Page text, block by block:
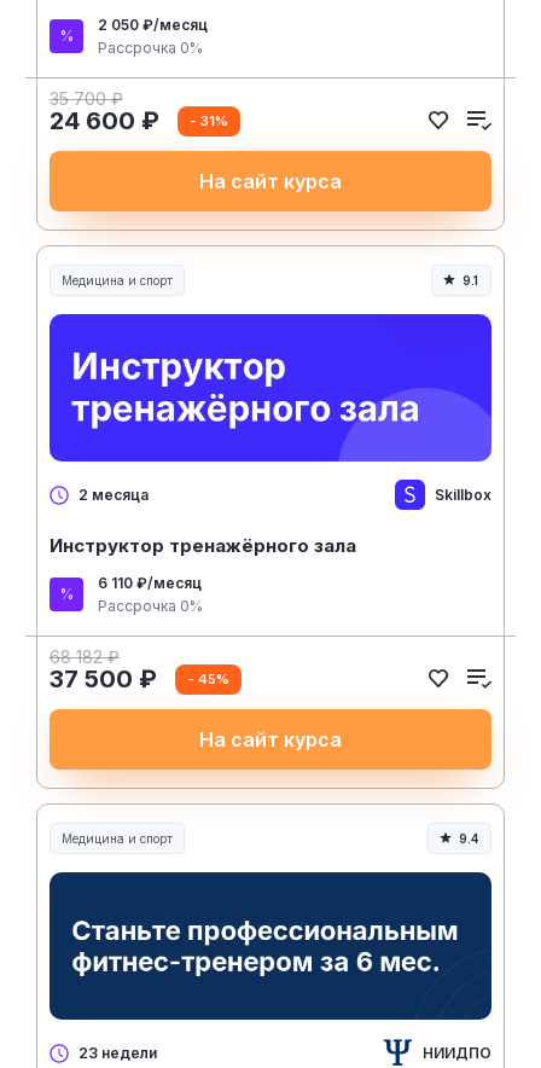
2 050 ₽/месяц
Рассрочка 0%
35 700 ₽
24 600 ₽ - 31%
На сайт курса
Медицина и спорт
Медицина, спорт и здоровье
9.1
2 месяца Skillbox
Инструктор тренажёрного зала
6 110 ₽/месяц
Рассрочка 0%
68 182 ₽
37 500 ₽ - 45%
На сайт курса
Медицина и спорт
Медицина, спорт и здоровье
9.4
23 недели НИИДПО